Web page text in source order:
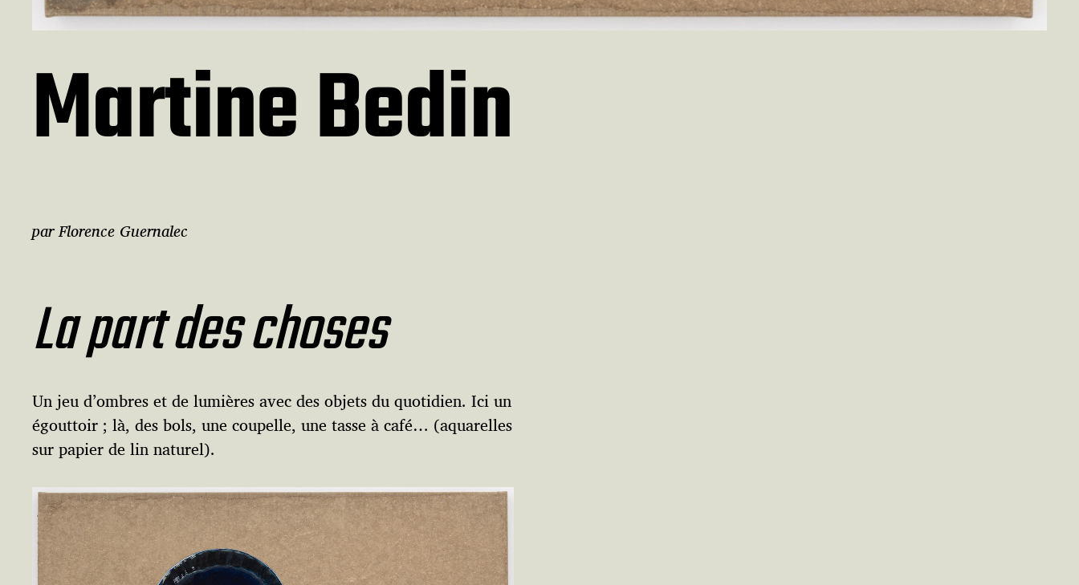
Martine Bedin
par Florence Guernalec
La part des choses
Un jeu d’ombres et de lumières avec des objets du quotidien. Ici un
égouttoir ; là, des bols, une coupelle, une tasse à café… (aquarelles
sur papier de lin naturel).